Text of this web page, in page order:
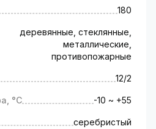
алюминий,
кг,
стеклянные,
- -10 ~ +55,
180
деревянные, стеклянные,
металлические,
противопожарные
12/2
°C -10 ~ +55
серебристый